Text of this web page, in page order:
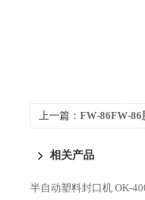
上一篇： FW-86FW-86
相关产品
半自动塑料封口机 OK-